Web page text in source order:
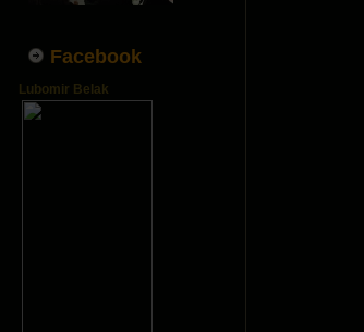
Facebook
Lubomir Belak